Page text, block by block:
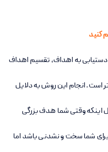
کنید
دستیابی به اهداف، تقسیم اهداف
است. انجام این روش به دلایل
اینکه وقتی شما هدف بزرگی
شما سخت و نشدنی باشد اما